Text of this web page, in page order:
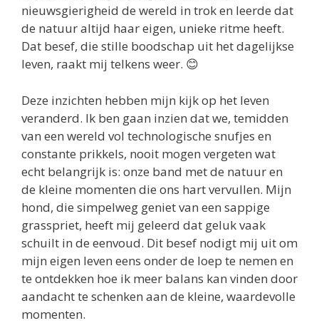
nieuwsgierigheid de wereld in trok en leerde dat
de natuur altijd haar eigen, unieke ritme heeft.
Dat besef, die stille boodschap uit het dagelijkse
leven, raakt mij telkens weer. 😊
Deze inzichten hebben mijn kijk op het leven
veranderd. Ik ben gaan inzien dat we, temidden
van een wereld vol technologische snufjes en
constante prikkels, nooit mogen vergeten wat
echt belangrijk is: onze band met de natuur en
de kleine momenten die ons hart vervullen. Mijn
hond, die simpelweg geniet van een sappige
grasspriet, heeft mij geleerd dat geluk vaak
schuilt in de eenvoud. Dit besef nodigt mij uit om
mijn eigen leven eens onder de loep te nemen en
te ontdekken hoe ik meer balans kan vinden door
aandacht te schenken aan de kleine, waardevolle
momenten.